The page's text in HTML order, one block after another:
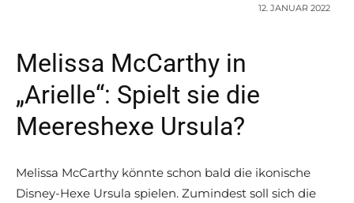
12. JANUAR 2022
Melissa McCarthy in
„Arielle“: Spielt sie die
Meereshexe Ursula?
Melissa McCarthy könnte schon bald die ikonische
Disney-Hexe Ursula spielen. Zumindest soll sich die